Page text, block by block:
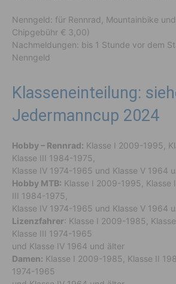
Nenngeld: für Rennrad, Mountainbike
Chipgebühr € 3,00)
Nachmeldungen: bis 1 Stunde vor dem
Nenngeld
Klasseneinteilung:
Jedermanncup 2024
Hobby – Rennrad: Klasse I 2009-1995,
Klasse III 1984-1975,
Klasse IV 1974-1965 und Klasse V 1964
Hobby MTB: Klasse I 2009-1995, Klasse
III 1984-1975,
Klasse IV 1974-1965 und Klasse V 1964
Lizenzfahrer: Klasse I 2009-1985,
Klasse III 1974-1965
und Klasse IV 1964 und älter
Damen: Klasse I 2009-1985, Klasse II
1974-1965